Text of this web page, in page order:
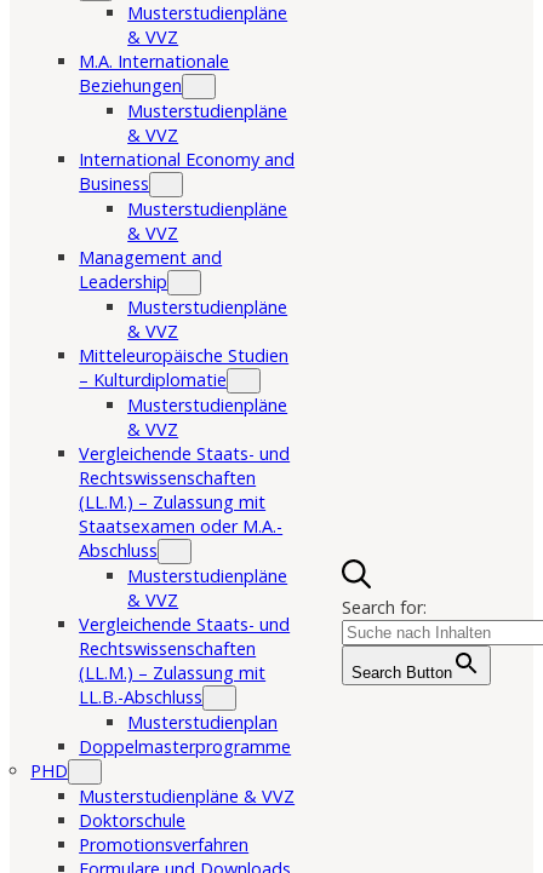
Musterstudienpläne
& VVZ
M.A. Internationale
Beziehungen
Musterstudienpläne
& VVZ
International Economy and
Business
Musterstudienpläne
& VVZ
Management and
Leadership
Musterstudienpläne
& VVZ
Mitteleuropäische Studien
– Kulturdiplomatie
Musterstudienpläne
& VVZ
Vergleichende Staats- und
Rechtswissenschaften
(LL.M.) – Zulassung mit
Staatsexamen oder M.A.-
Abschluss
Musterstudienpläne
& VVZ
Vergleichende Staats- und
Rechtswissenschaften
(LL.M.) – Zulassung mit
LL.B.-Abschluss
Musterstudienplan
Doppelmasterprogramme
PHD
Musterstudienpläne & VVZ
Doktorschule
Promotionsverfahren
Search for:
Search Button